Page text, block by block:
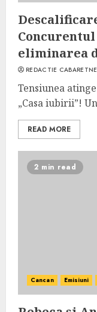
eliminarea
REDACTIE
Tensiunea
„Casa iubirii”!
READ MORE
2 min read
Cancan Emisiuni